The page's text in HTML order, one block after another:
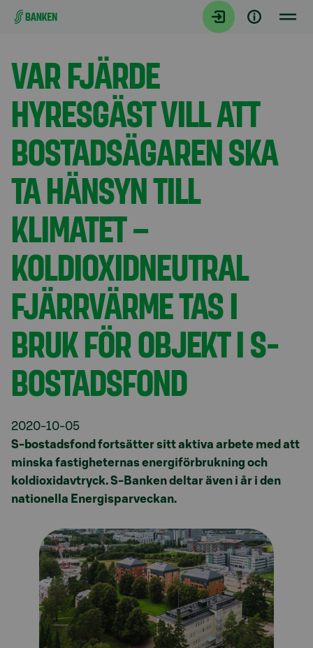
Gå direkt till innehållet
Aktuellt
VAR FJÄRDE
HYRESGÄST VILL ATT
BOSTADSÄGAREN SKA
TA HÄNSYN TILL
KLIMATET –
KOLDIOXIDNEUTRAL
FJÄRRVÄRME TAS I
BRUK FÖR OBJEKT I S-
BOSTADSFOND
2020-10-05
S-bostadsfond fortsätter sitt aktiva arbete med att
minska fastigheternas energiförbrukning och
koldioxidavtryck. S-Banken deltar även i år i den
nationella Energisparveckan.